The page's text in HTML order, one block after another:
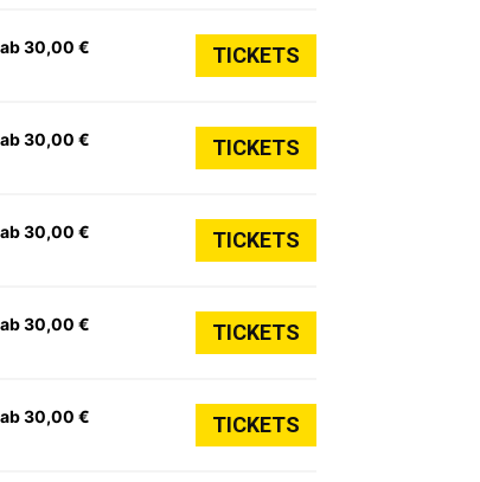
ab 30,00 € TICKETS
ab 30,00 € TICKETS
ab 30,00 € TICKETS
ab 30,00 € TICKETS
ab 30,00 € TICKETS